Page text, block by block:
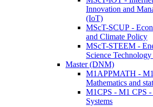
Innovation and
(IoT)
MScT-SCUP -
and Climate Policy
MScT-STEEM -
Science
Master (DNM)
M1APPMATH -
Mathematics and
M1CPS - M1 CPS -
Systems